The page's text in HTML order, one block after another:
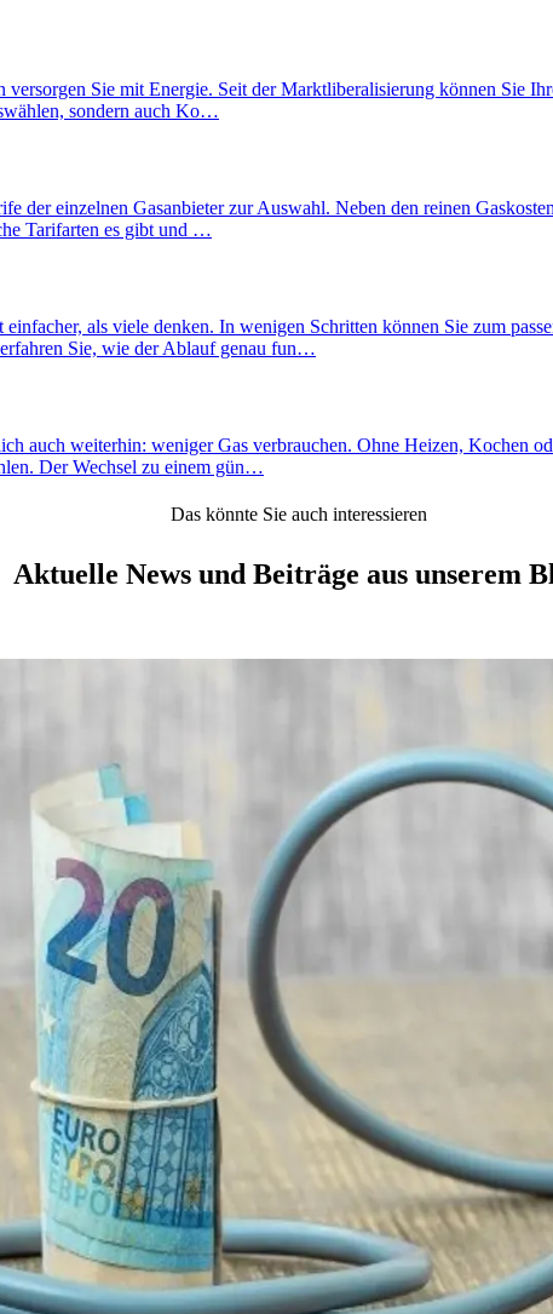
Sie mit Energie. Seit der Marktliberalisierung können Sie
sondern auch Ko…
der einzelnen Gasanbieter zur Auswahl. Neben den reinen
Tarifarten es gibt und …
als viele denken. In wenigen Schritten können Sie zum
Sie, wie der Ablauf genau fun…
auch weiterhin: weniger Gas verbrauchen. Ohne Heizen, Kochen
Der Wechsel zu einem gün…
Das könnte Sie auch interessieren
Aktuelle News und Beiträge aus unserem